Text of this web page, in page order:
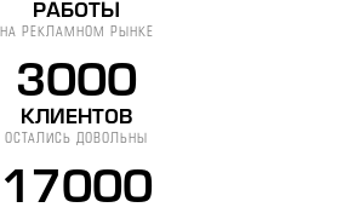
РАБОТЫ
НА РЕКЛАМНОМ РЫНКЕ
3000
КЛИЕНТОВ
ОСТАЛИСЬ ДОВОЛЬНЫ
17000